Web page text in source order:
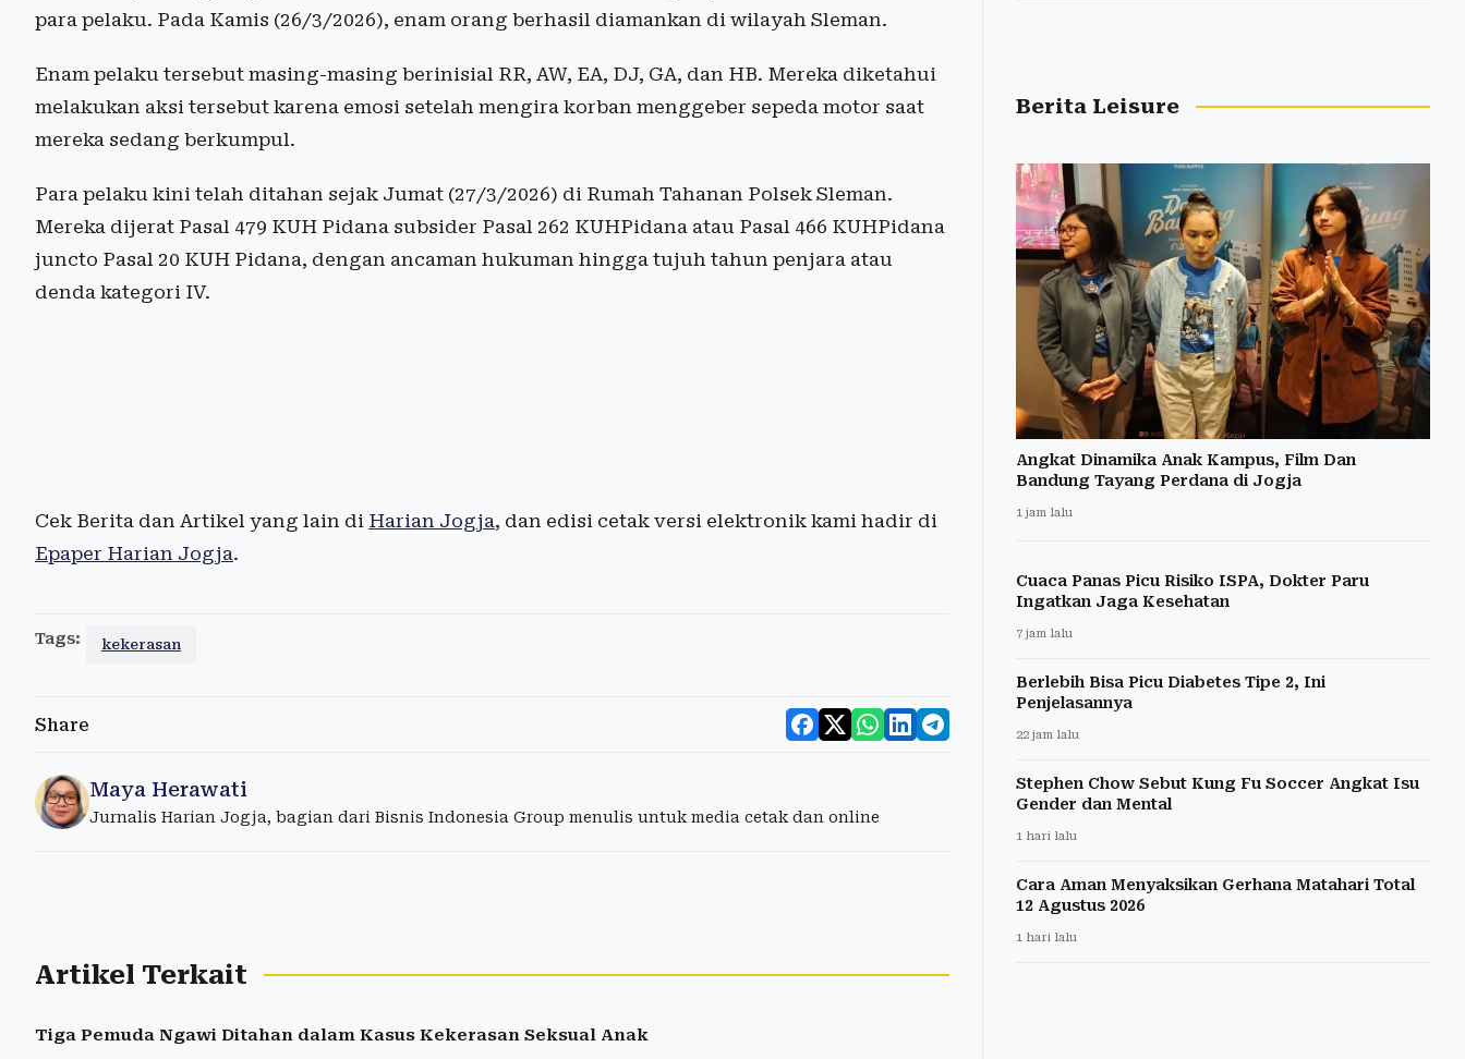
para pelaku. Pada Kamis (26/3/2026), enam orang berhasil diamankan di wilayah Sleman.
Enam pelaku tersebut masing-masing berinisial RR, AW, EA, DJ, GA, dan HB. Mereka diketahui
melakukan aksi tersebut karena emosi setelah mengira korban menggeber sepeda motor saat
mereka sedang berkumpul.
Para pelaku kini telah ditahan sejak Jumat (27/3/2026) di Rumah Tahanan Polsek Sleman.
Mereka dijerat Pasal 479 KUH Pidana subsider Pasal 262 KUHPidana atau Pasal 466 KUHPidana
juncto Pasal 20 KUH Pidana, dengan ancaman hukuman hingga tujuh tahun penjara atau
denda kategori IV.
Cek Berita dan Artikel yang lain di Harian Jogja, dan edisi cetak versi elektronik kami hadir di
Epaper Harian Jogja.
Tags: kekerasan
Share
Maya Herawati
Jurnalis Harian Jogja, bagian dari Bisnis Indonesia Group menulis untuk media cetak dan online
Artikel Terkait
Tiga Pemuda Ngawi Ditahan dalam Kasus Kekerasan Seksual Anak
Berita Leisure
Angkat Dinamika Anak Kampus, Film Dan
Bandung Tayang Perdana di Jogja
1 jam lalu
Cuaca Panas Picu Risiko ISPA, Dokter Paru
Ingatkan Jaga Kesehatan
7 jam lalu
Berlebih Bisa Picu Diabetes Tipe 2, Ini
Penjelasannya
22 jam lalu
Stephen Chow Sebut Kung Fu Soccer Angkat Isu
Gender dan Mental
1 hari lalu
Cara Aman Menyaksikan Gerhana Matahari Total
12 Agustus 2026
1 hari lalu